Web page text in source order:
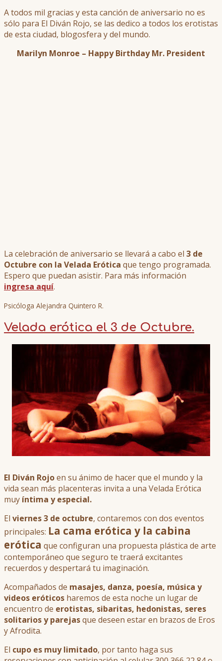
A todos mil gracias y esta canción de aniversario no es
sólo para El Diván Rojo, se las dedico a todos los erotistas
de esta ciudad, blogosfera y del mundo.
Marilyn Monroe – Happy Birthday Mr. President
La celebración de aniversario se llevará a cabo el 3 de
Octubre con la Velada Erótica que tengo programada.
Espero que puedan asistir. Para más información
ingresa aquí.
Psicóloga Alejandra Quintero R.
Velada erótica el 3 de Octubre.
El Diván Rojoen su ánimo de hacer que el mundo y la
vida sean más placenteras invita a una Velada Erótica
muy íntima y especial.
El viernes 3 de octubre, contaremos con dos eventos
principales: La cama erótica y la cabina
erótica que configuran una propuesta plástica de arte
contemporáneo que seguro te traerá excitantes
recuerdos y despertará tu imaginación.
Acompañados de masajes, danza, poesía, música y
videos eróticos haremos de esta noche un lugar de
encuentro de erotistas, sibaritas, hedonistas, seres
solitarios y parejasque deseen estar en brazos de Eros
y Afrodita.
El cupo es muy limitado, por tanto haga sus